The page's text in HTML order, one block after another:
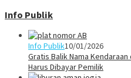
Info Publik
Info Publik10/01/2026
Gratis Balik Nama
Harus Dibayar Pemilik